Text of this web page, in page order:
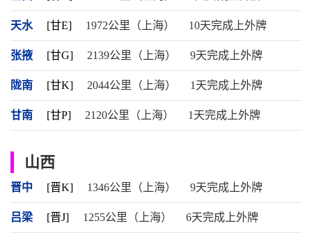
天水 [甘E] 1972公里（上海） 10天完成上外牌
张掖 [甘G] 2139公里（上海） 9天完成上外牌
陇南 [甘K] 2044公里（上海） 1天完成上外牌
甘南 [甘P] 2120公里（上海） 1天完成上外牌
山西
晋中 [晋K] 1346公里（上海） 9天完成上外牌
吕梁 [晋J] 1255公里（上海） 6天完成上外牌